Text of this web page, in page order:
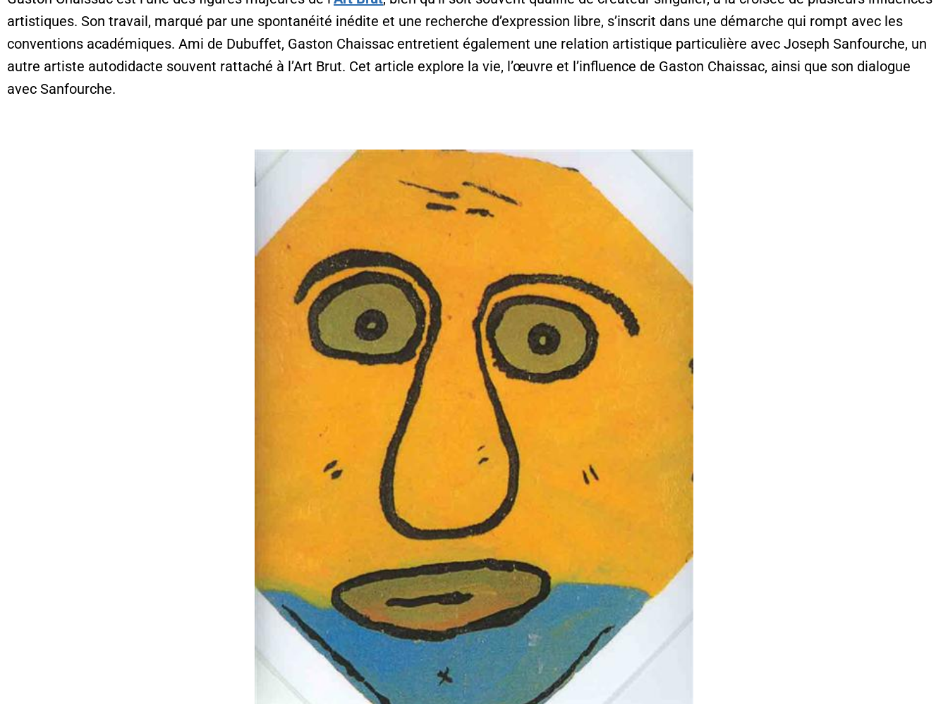
artistiques. Son travail, marqué par une spontanéité inédite et une recherche d’expression libre, s’inscrit dans une démarche qui rompt avec les
conventions académiques. Ami de Dubuffet, Gaston Chaissac entretient également une relation artistique particulière avec Joseph Sanfourche, un
autre artiste autodidacte souvent rattaché à l’Art Brut. Cet article explore la vie, l’œuvre et l’influence de Gaston Chaissac, ainsi que son dialogue
avec Sanfourche.